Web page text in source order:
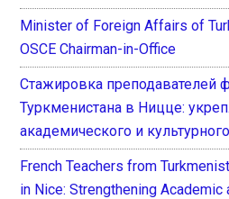
Minister of Foreign Affairs of
OSCE Chairman-in-Office
Стажировка преподавателей
Туркменистана в Ницце:
академического и
French Teachers from
in Nice: Strengthening Academic